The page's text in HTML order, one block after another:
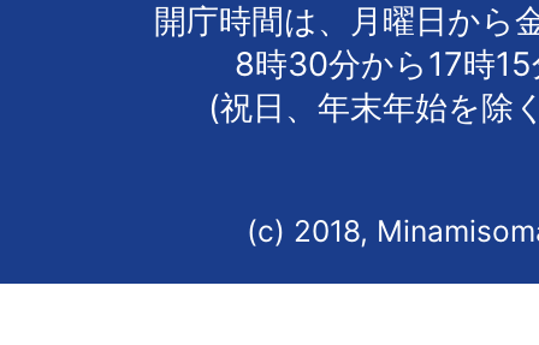
開庁時間は、月曜日から
8時30分から17時
(祝日、年末年始を除
(c) 2018,